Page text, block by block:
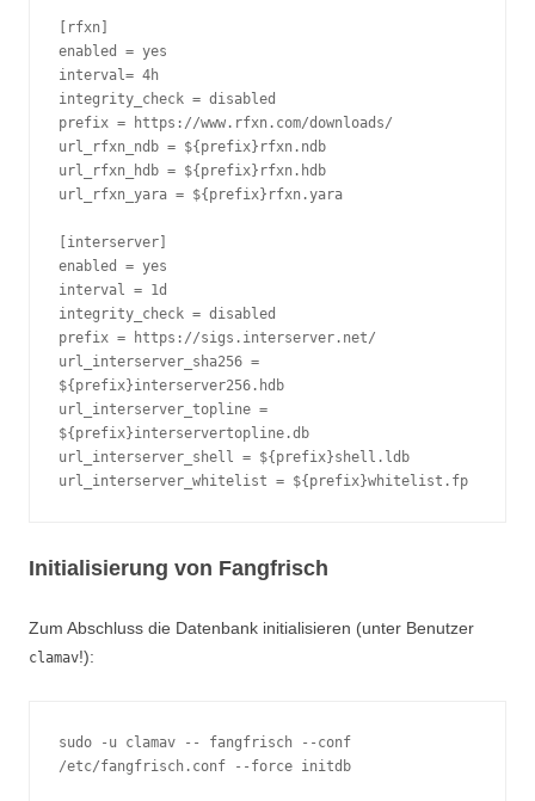
[rfxn]
enabled = yes
interval= 4h
integrity_check = disabled
prefix = https://www.rfxn.com/downloads/
url_rfxn_ndb = ${prefix}rfxn.ndb
url_rfxn_hdb = ${prefix}rfxn.hdb
url_rfxn_yara = ${prefix}rfxn.yara
[interserver]
enabled = yes
interval = 1d
integrity_check = disabled
prefix = https://sigs.interserver.net/
url_interserver_sha256 =
${prefix}interserver256.hdb
url_interserver_topline =
${prefix}interservertopline.db
url_interserver_shell = ${prefix}shell.ldb
url_interserver_whitelist = ${prefix}whitelist.fp
Initialisierung von Fangfrisch
Zum Abschluss die Datenbank initialisieren (unter Benutzer
clamav!):
sudo -u clamav -- fangfrisch --conf
/etc/fangfrisch.conf --force initdb